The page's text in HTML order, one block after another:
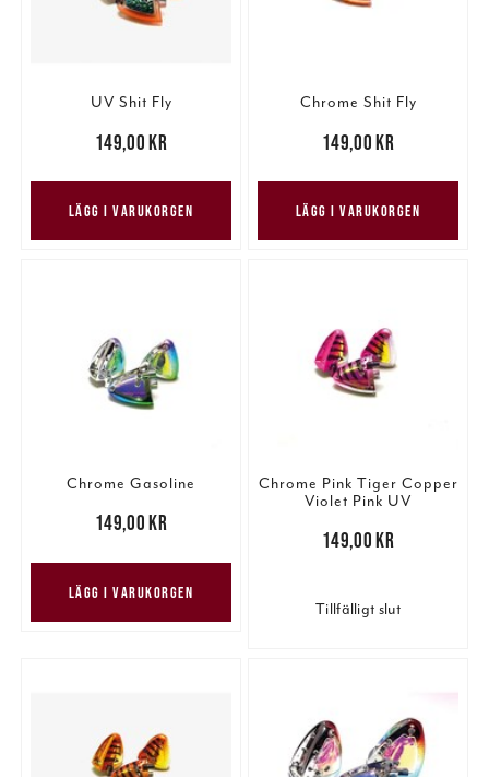
UV Shit Fly
149,00 kr
149,00 kr
LÄGG I VARUKORGEN
Chrome Shit Fly
149,00 kr
149,00 kr
LÄGG I VARUKORGEN
Chrome Gasoline
149,00 kr
149,00 kr
LÄGG I VARUKORGEN
Chrome Pink Tiger Copper
Violet Pink UV
149,00 kr
149,00 kr
Tillfälligt slut